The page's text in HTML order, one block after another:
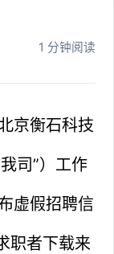
1 分钟阅读
京衡石科技
司”）工作
虚假招聘信
职者下载来